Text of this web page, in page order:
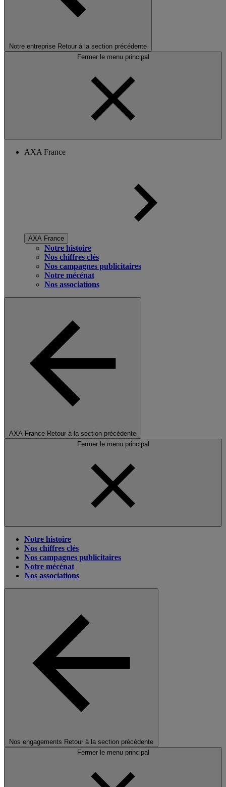
Notre entreprise Retour à la section précédente
Fermer le menu principal
AXA France
AXA France
Notre histoire
Nos chiffres clés
Nos campagnes publicitaires
Notre mécénat
Nos associations
AXA France Retour à la section précédente
Fermer le menu principal
Notre histoire
Nos chiffres clés
Nos campagnes publicitaires
Notre mécénat
Nos associations
Nos engagements Retour à la section précédente
Fermer le menu principal